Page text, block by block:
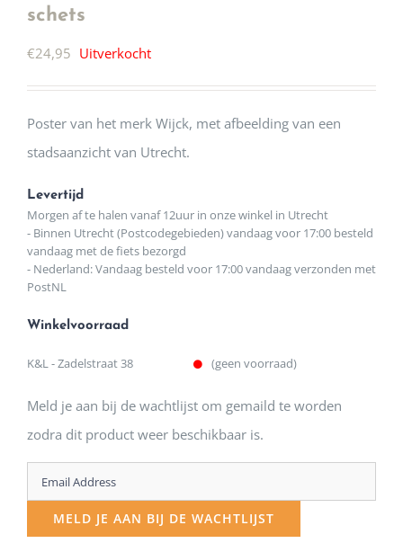
schets
€24,95 Uitverkocht
Poster van het merk Wijck, met afbeelding van een
stadsaanzicht van Utrecht.
Levertijd
Morgen af te halen vanaf 12uur in onze winkel in Utrecht
- Binnen Utrecht (Postcodegebieden) vandaag voor 17:00 besteld
vandaag met de fiets bezorgd
- Nederland: Vandaag besteld voor 17:00 vandaag verzonden met
PostNL
Winkelvoorraad
K&L - Zadelstraat 38 (geen voorraad)
Meld je aan bij de wachtlijst om gemaild te worden
zodra dit product weer beschikbaar is.
Enter
your
email
MELD JE AAN BIJ DE WACHTLIJST